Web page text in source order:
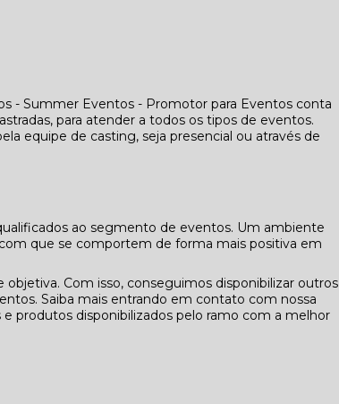
- Summer Eventos - Promotor para Eventos conta
para atender a todos os tipos de eventos.
equipe de casting, seja presencial ou através de
ao segmento de eventos. Um ambiente
que se comportem de forma mais positiva em
Com isso, conseguimos disponibilizar outros
Saiba mais entrando em contato com nossa
e produtos disponibilizados pelo ramo com a melhor